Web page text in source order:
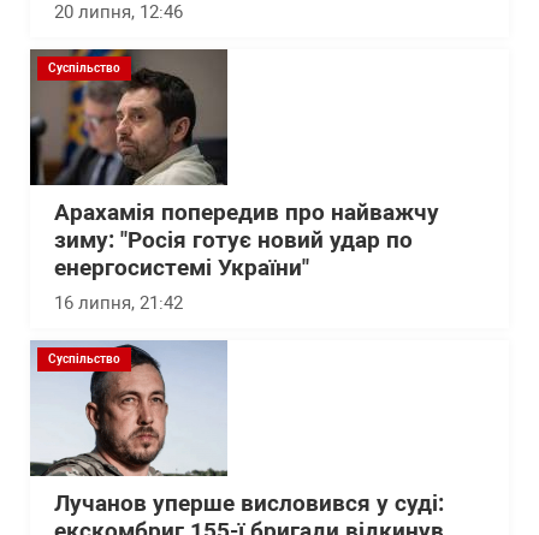
20 липня, 12:46
Суспільство
Арахамія попередив про найважчу
зиму: "Росія готує новий удар по
енергосистемі України"
16 липня, 21:42
Суспільство
Лучанов уперше висловився у суді: